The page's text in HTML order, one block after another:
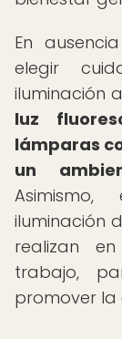
En
elegir
iluminación
luz
lámparas
un
iluminación
realizan
trabajo,
promover